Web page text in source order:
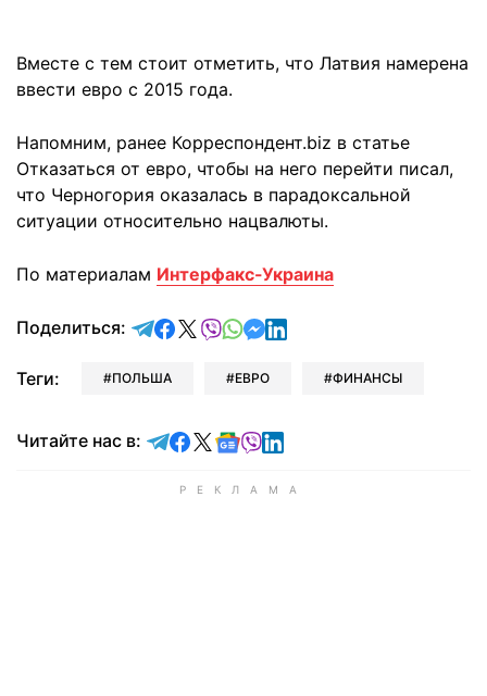
Вместе с тем стоит отметить, что Латвия намерена
ввести евро с 2015 года.
Напомним, ранее Корреспондент.biz в статье
Отказаться от евро, чтобы на него перейти писал,
что Черногория оказалась в парадоксальной
ситуации относительно нацвалюты.
По материалам Интерфакс-Украина
Поделиться: отправить в Telegram
поделиться в Facebook
поделиться в X
отправить в Viber
отправить в Whatsapp
отправить в Messenger
отправить в LinkedIn
Теги: ПОЛЬША ЕВРО ФИНАНСЫ
Читайте нас в: Читайте в Telegram
Читайте в Facebook
Читайте в X
Читайте в Google news
Читайте в Viber
Читайте в LinkedIn